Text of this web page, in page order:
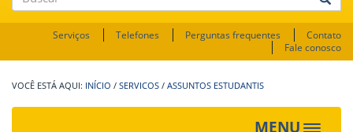
Buscar
Serviços Telefones Perguntas frequentes
Contato
Fale conosco
INÍCIO / SERVICOS / ASSUNTOS ESTUDANTIS
MENU